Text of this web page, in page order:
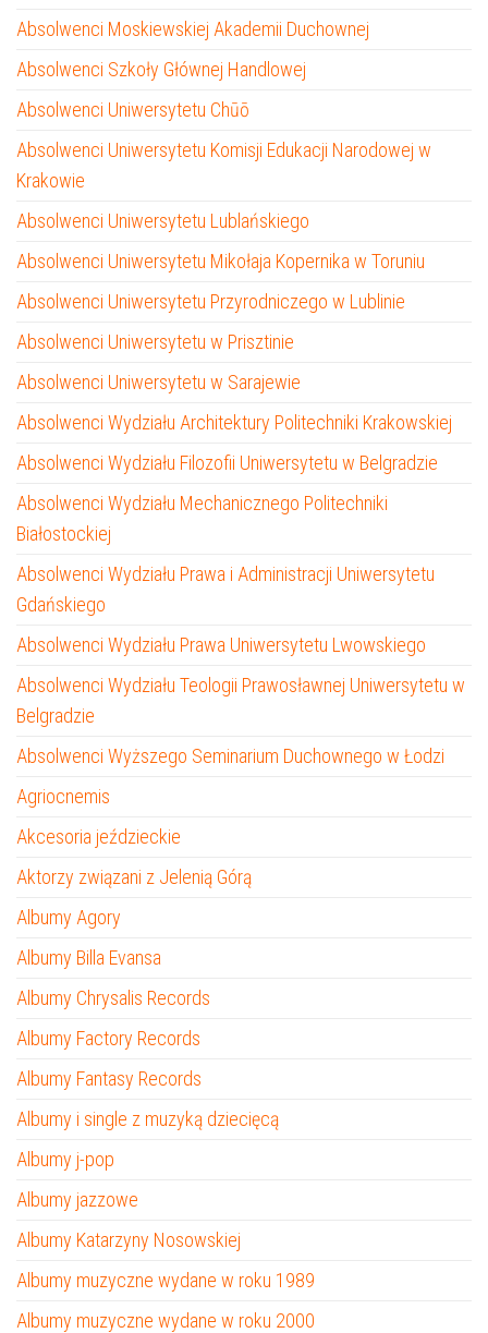
Absolwenci Moskiewskiej Akademii Duchownej
Absolwenci Szkoły Głównej Handlowej
Absolwenci Uniwersytetu Chūō
Absolwenci Uniwersytetu Komisji Edukacji Narodowej w
Krakowie
Absolwenci Uniwersytetu Lublańskiego
Absolwenci Uniwersytetu Mikołaja Kopernika w Toruniu
Absolwenci Uniwersytetu Przyrodniczego w Lublinie
Absolwenci Uniwersytetu w Prisztinie
Absolwenci Uniwersytetu w Sarajewie
Absolwenci Wydziału Architektury Politechniki Krakowskiej
Absolwenci Wydziału Filozofii Uniwersytetu w Belgradzie
Absolwenci Wydziału Mechanicznego Politechniki
Białostockiej
Absolwenci Wydziału Prawa i Administracji Uniwersytetu
Gdańskiego
Absolwenci Wydziału Prawa Uniwersytetu Lwowskiego
Absolwenci Wydziału Teologii Prawosławnej Uniwersytetu w
Belgradzie
Absolwenci Wyższego Seminarium Duchownego w Łodzi
Agriocnemis
Akcesoria jeździeckie
Aktorzy związani z Jelenią Górą
Albumy Agory
Albumy Billa Evansa
Albumy Chrysalis Records
Albumy Factory Records
Albumy Fantasy Records
Albumy i single z muzyką dziecięcą
Albumy j-pop
Albumy jazzowe
Albumy Katarzyny Nosowskiej
Albumy muzyczne wydane w roku 1989
Albumy muzyczne wydane w roku 2000